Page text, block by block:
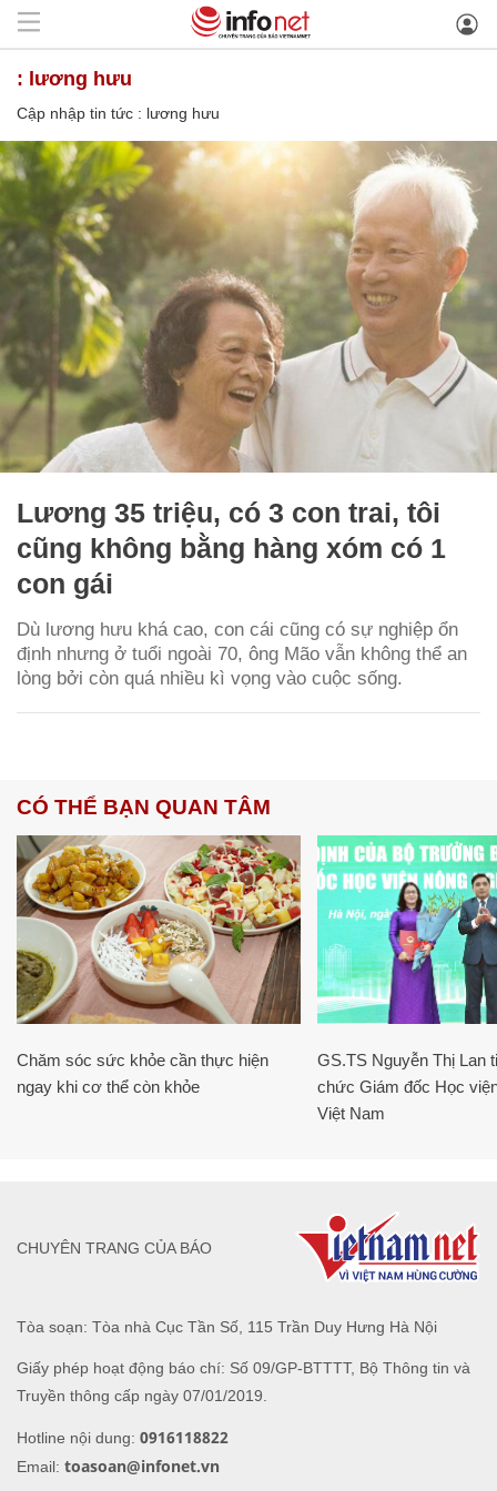
: lương hưu
Cập nhập tin tức : lương hưu
Lương 35 triệu, có 3 con trai, tôi
cũng không bằng hàng xóm có 1
con gái
Dù lương hưu khá cao, con cái cũng có sự nghiệp ổn
định nhưng ở tuổi ngoài 70, ông Mão vẫn không thể an
lòng bởi còn quá nhiều kì vọng vào cuộc sống.
CÓ THỂ BẠN QUAN TÂM
Chăm sóc sức khỏe cần thực hiện
ngay khi cơ thể còn khỏe
GS.TS Nguyễn Thị Lan
chức Giám đốc Học
Việt Nam
Tòa soạn: Tòa nhà Cục Tần Số, 115 Trần Duy Hưng Hà Nội
Giấy phép hoạt động báo chí: Số 09/GP-BTTTT, Bộ Thông tin và
Truyền thông cấp ngày 07/01/2019.
Hotline nội dung: 0916118822
Email: toasoan@infonet.vn
CHUYÊN TRANG CỦA BÁO